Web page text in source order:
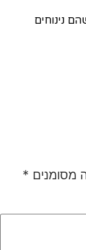
נינוחים
מסומנים *